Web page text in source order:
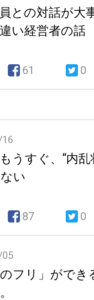
員との対話が大
い経営者の話
61 0
うすぐ、“内
い
87 0
のフリ」がで